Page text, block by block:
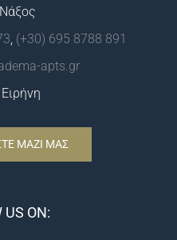
, (+30) 695 8788 891
apts.gr
ΜΑΖΙ ΜΑΣ
US ON: